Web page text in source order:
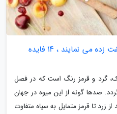
خواص گیلاس که شما را شگفت زده می نمایند ، 14 فایده
گرد و قرمز رنگ است که در فصل
صدها گونه از این میوه در جهان
زرد تا قرمز متمایل به سیاه متفاوت